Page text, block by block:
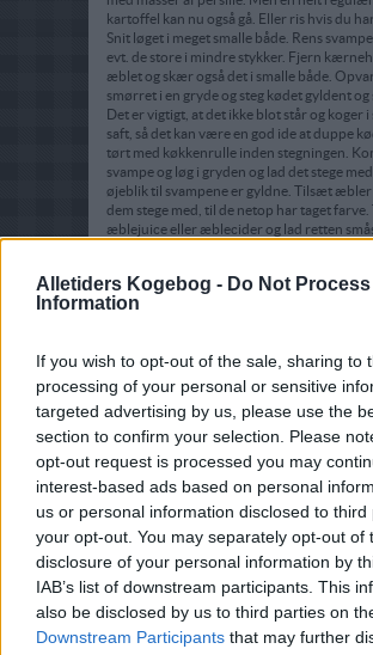
Alletiders Kogebog - Do Not
Information
If you wish to opt-out of the sale, sharing to
processing of your personal or sensitive
targeted advertising by us, please use the
section to confirm your selection. Please
opt-out request is processed you may
interest-based ads based on personal
us or personal information disclosed to
your opt-out. You may separately opt-out of
disclosure of your personal information by
IAB’s list of downstream participants. This
also be disclosed by us to third parties on
Downstream Participants that may further
kartoffel kan nu også gå. Eller ris hvis du
Snit løget i meget smalle både. Rens
evt. de store i mindre stykker. Fjern
æblet og skær også det i smalle både.
smørret i en gryde og steg kødet gyldent og
Det er vigtigt, at det ikke blot står og koger i
saft, så det kan være en god ide at duppe
tørt med køkkenrulle inden stegningen.
svampe og løg i gryden og lad det stege
øjeblik til svampene er gyldne. Tilsæt æbler
dem stege med, til de netop har taget
æblejuice eller æblecider og lad retten